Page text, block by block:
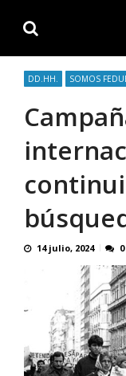
navigation
content
DD.HH. SOMOS
14 julio, 2024 0